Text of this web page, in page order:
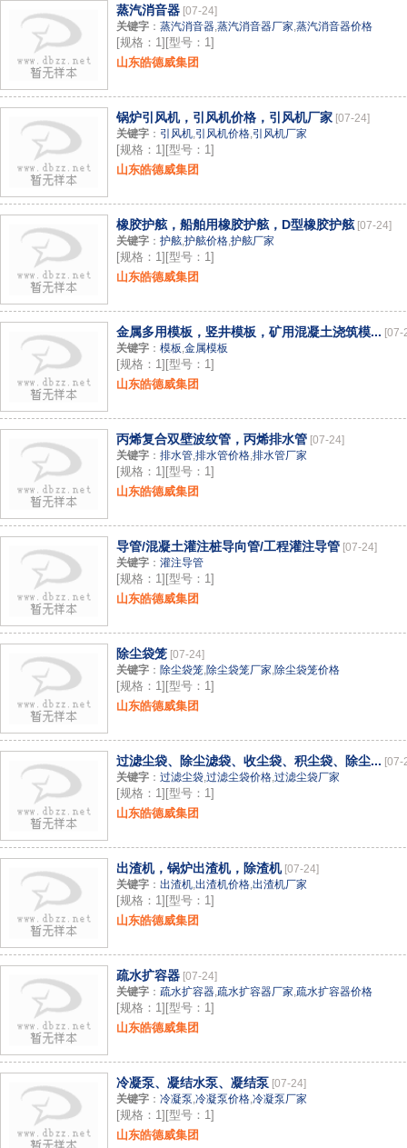
蒸汽消音器 [07-24]
关键字 ： 蒸汽消音器,蒸汽消音器厂家,蒸汽消音器价格
[规格：1][型号：1]
山东皓德威集团
锅炉引风机，引风机价格，引风机厂家 [07-24]
关键字 ： 引风机,引风机价格,引风机厂家
[规格：1][型号：1]
山东皓德威集团
橡胶护舷，船舶用橡胶护舷，D型橡胶护舷 [07-24]
关键字 ： 护舷,护舷价格,护舷厂家
[规格：1][型号：1]
山东皓德威集团
金属多用模板，竖井模板，矿用混凝土浇筑模... [07-
关键字 ： 模板,金属模板
[规格：1][型号：1]
山东皓德威集团
丙烯复合双壁波纹管，丙烯排水管 [07-24]
关键字 ： 排水管,排水管价格,排水管厂家
[规格：1][型号：1]
山东皓德威集团
导管/混凝土灌注桩导向管/工程灌注导管 [07-24]
关键字 ： 灌注导管
[规格：1][型号：1]
山东皓德威集团
除尘袋笼 [07-24]
关键字 ： 除尘袋笼,除尘袋笼厂家,除尘袋笼价格
[规格：1][型号：1]
山东皓德威集团
过滤尘袋、除尘滤袋、收尘袋、积尘袋、除尘... [07-
关键字 ： 过滤尘袋,过滤尘袋价格,过滤尘袋厂家
[规格：1][型号：1]
山东皓德威集团
出渣机，锅炉出渣机，除渣机 [07-24]
关键字 ： 出渣机,出渣机价格,出渣机厂家
[规格：1][型号：1]
山东皓德威集团
疏水扩容器 [07-24]
关键字 ： 疏水扩容器,疏水扩容器厂家,疏水扩容器价格
[规格：1][型号：1]
山东皓德威集团
冷凝泵、凝结水泵、凝结泵 [07-24]
关键字 ： 冷凝泵,冷凝泵价格,冷凝泵厂家
[规格：1][型号：1]
山东皓德威集团